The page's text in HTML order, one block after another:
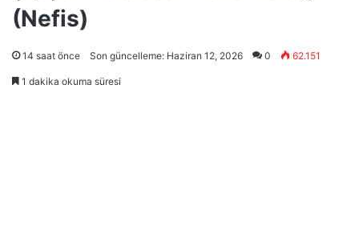
(Nefis)
14 saat önce Son güncelleme: Haziran 12, 2026 0 62.151
1 dakika okuma süresi